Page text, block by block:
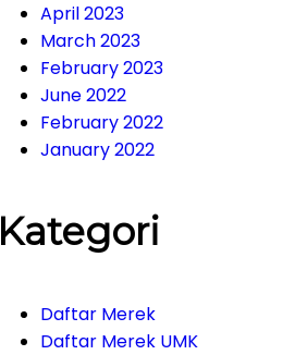
April 2023
March 2023
February 2023
June 2022
February 2022
January 2022
Kategori
Daftar Merek
Daftar Merek UMK